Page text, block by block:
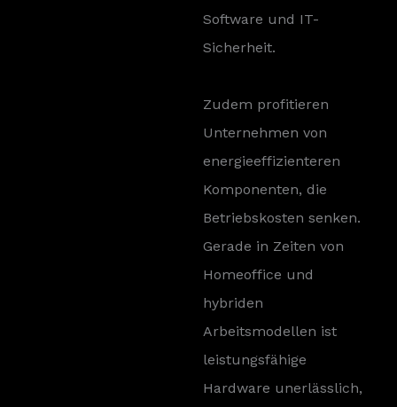
Software und IT-
Sicherheit.
Zudem profitieren
Unternehmen von
energieeffizienteren
Komponenten, die
Betriebskosten senken.
Gerade in Zeiten von
Homeoffice und
hybriden
Arbeitsmodellen ist
leistungsfähige
Hardware unerlässlich,